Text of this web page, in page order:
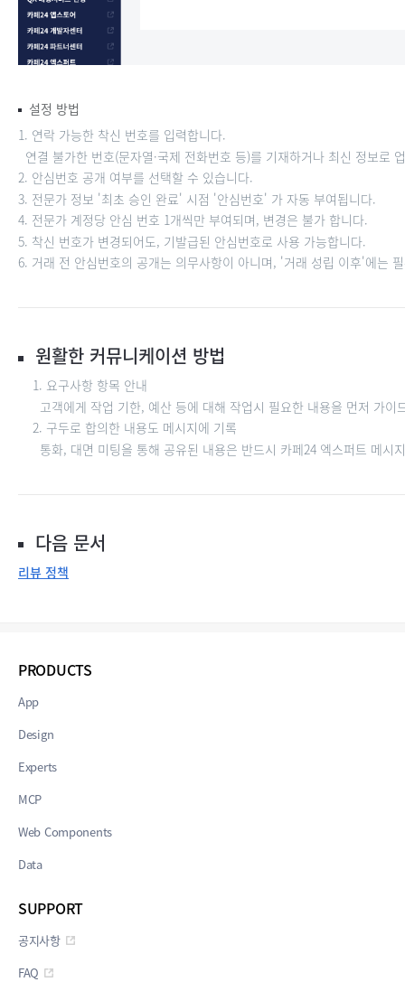
설정 방법
1. 연락 가능한 착신 번호를 입력합니다.
연결 불가한 번호(문자열·국제 전화번호 등)를 기재하거나 최신 정보로
2. 안심번호 공개 여부를 선택할 수 있습니다.
3. 전문가 정보 '최초 승인 완료' 시점 '안심번호' 가 자동 부여됩니다.
4. 전문가 계정당 안심 번호 1개씩만 부여되며, 변경은 불가 합니다.
5. 착신 번호가 변경되어도, 기발급된 안심번호로 사용 가능합니다.
6. 거래 전 안심번호의 공개는 의무사항이 아니며, '거래 성립 이후'에는
원활한 커뮤니케이션 방법
1. 요구사항 항목 안내
고객에게 작업 기한, 예산 등에 대해 작업시 필요한 내용을 먼저 가이
2. 구두로 합의한 내용도 메시지에 기록
통화, 대면 미팅을 통해 공유된 내용은 반드시 카페24 엑스퍼트 메시
다음 문서
리뷰 정책
PRODUCTS
App
Design
Experts
MCP
Web Components
Data
SUPPORT
공지사항
FAQ